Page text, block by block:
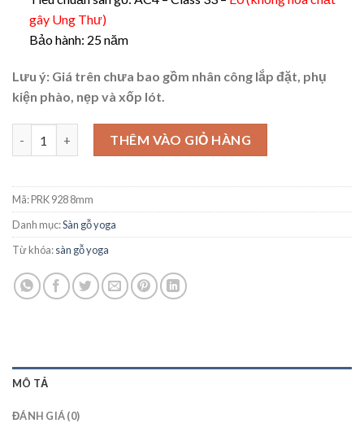
gây Ung Thư)
Bảo hành: 25 năm
Lưu ý: Giá trên chưa bao gồm nhân công lắp đặt, phụ
kiện phào, nẹp và xốp lót.
Sàn gỗ Yoga Prana PRK 928 (8mm) số lượng
THÊM VÀO GIỎ HÀNG
Mã:PRK 928 8mm
Danh mục:Sàn gỗ yoga
Từ khóa:sàn gỗ yoga
MÔ TẢ
ĐÁNH GIÁ (0)